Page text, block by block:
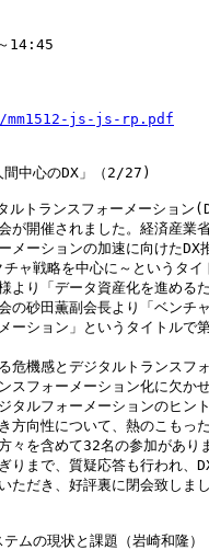
14:45
mm1512-js-js-rp.pdf
中心のDX」（2/27)
ルトランスフォーメーション
が開催されました。経済産業
メーションの加速に向けたDX
ャ戦略を中心に～というタイ
より「データ資産化を進める
の砂田薫副会長より「ベンチ
ーション」というタイトルで
危機感とデジタルトランスフ
スフォーメーション化に欠か
タルフォーメーションのヒン
方向性について、熱のこもっ
々を含めて32名の参加があり
まで、質疑応答も行われ、
ムの現状と課題（岩崎和隆）